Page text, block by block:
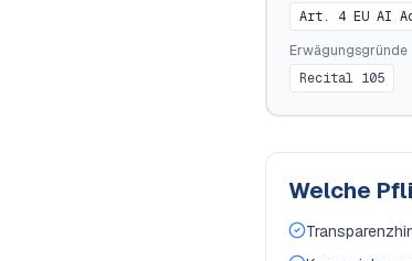
Art. 4 EU AI
Erwägungsgründe
Recital 105
Welche